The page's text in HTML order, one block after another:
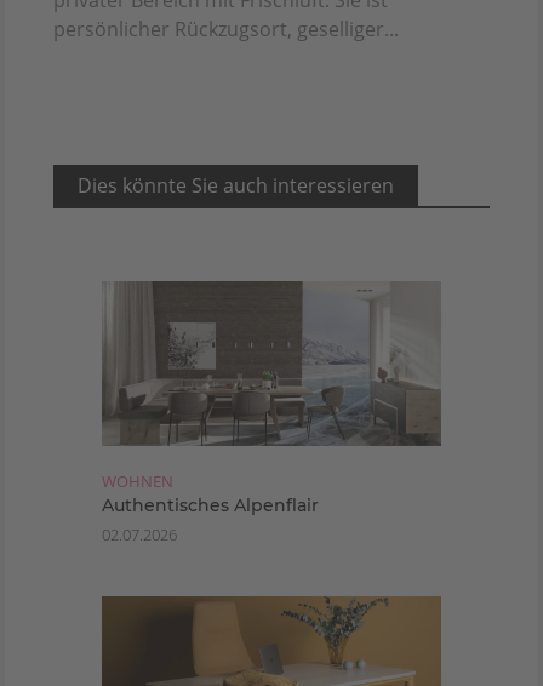
persönlicher Rückzugsort, geselliger...
Dies könnte Sie auch interessieren
WOHNEN
Authentisches Alpenflair
02.07.2026